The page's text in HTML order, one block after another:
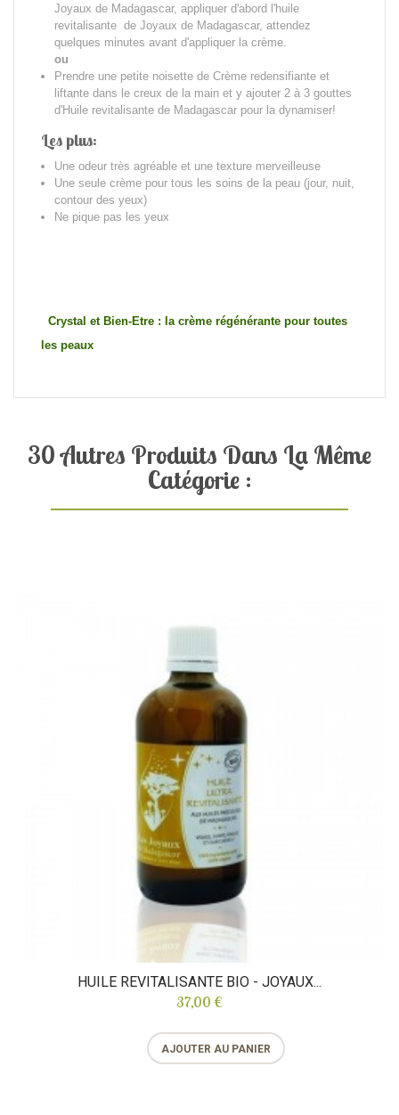
Joyaux de Madagascar, appliquer d'abord l'huile
revitalisante de Joyaux de Madagascar, attendez
quelques minutes avant d'appliquer la crème.
ou
Prendre une petite noisette de Crème redensifiante et
liftante dans le creux de la main et y ajouter 2 à 3 gouttes
d'Huile revitalisante de Madagascar pour la dynamiser!
Les plus:
Une odeur très agréable et une texture merveilleuse
Une seule crème pour tous les soins de la peau (jour, nuit,
contour des yeux)
Ne pique pas les yeux
Crystal et Bien-Etre : la crème régénérante pour toutes
les peaux
30 Autres Produits Dans La Même
Catégorie :
HUILE REVITALISANTE BIO - JOYAUX...
37,00 €
AJOUTER AU PANIER